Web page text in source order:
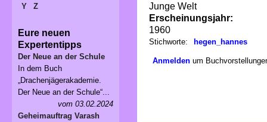
Junge Welt
Erscheinungsjahr:
1960
Stichworte: hegen_hannes
Anmelden um
Y
Z
Eure neuen
Expertentipps
Der Neue an der Schule
In dem Buch
„Drachenjägerakademie.
Der Neue an der Schule“...
vom 03.02.2024
Geheimauftrag Varash